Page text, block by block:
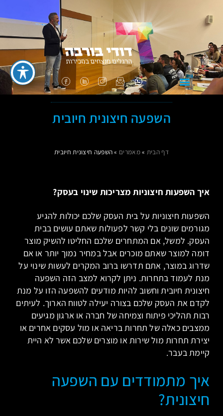
השפעה חיצונית חיובית
דף הבית »מאמרים »השפעה חיצונית חיובית
איך השפעות חיצוניות מצריכות שינוי בעסק?
השפעות חיצוניות על בית העסק שלכם יכולות להגיע
מגורמים שונים בלי קשר לפעולות שאתם עושים בבית
העסק. למשל, אם המתחרים שלכם החליטו להשיק מוצר
דומה למוצר שאתם מוכרים אבל במחיר נמוך יותר או אם
שדרוג במוצר, אתם תדרשו ברוב המקרים לעשות שינוי על
מנת לעמוד בתחרות. ניתן לקרוא למצב הזה השפעה
חיצונית חיובית וחשוב להיות מודעים להשפעה הזו על מנת
לקדם את העסק שלכם בצורה יעילה לטווח הארוך. לעיתים
רבות תהליכי פיתוח וצמיחה של חברה או ארגון מגיעים
ממצבים כאלה של תחרות בריאה או מול עסקים אחרים או
יצירת תחרות מול שירות או מוצרים שלכם אשר לא היית
קיימת בעבר.
איך מתמודדים עם השפעה
חיצונית?